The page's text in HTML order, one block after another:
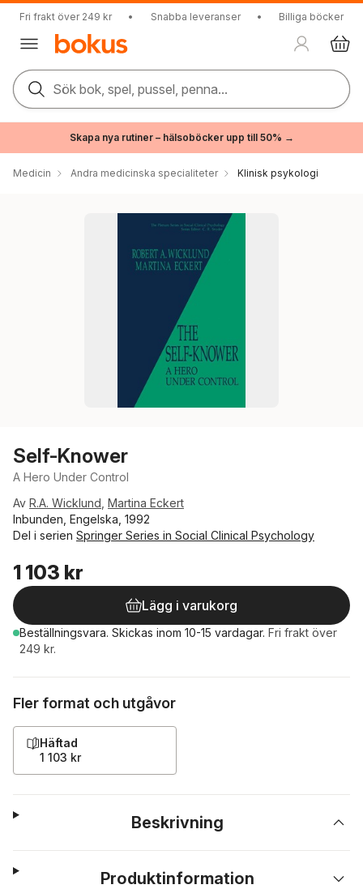
Fri frakt över 249 kr • Snabba leveranser • Billiga böcker
Sök bok, spel, pussel, penna...
Skapa nya rutiner – hälsoböcker upp till 50% →
Medicin Andra medicinska specialiteter Klinisk psykologi
Self-Knower
A Hero Under Control
Av R.A. Wicklund Martina Eckert
Inbunden, Engelska, 1992
Del i serien Springer Series in Social Clinical Psychology
1 103 kr
Lägg i varukorg
Beställningsvara. Skickas inom 10-15 vardagar. Fri frakt över
249 kr.
Fler format och utgåvor
Häftad
1 103 kr
Beskrivning
Produktinformation